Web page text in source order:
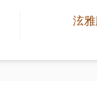
泫